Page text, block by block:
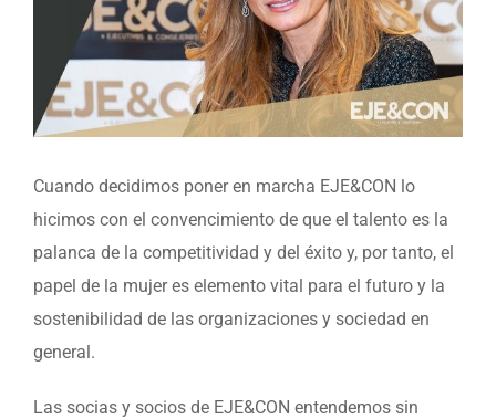
Cuando decidimos poner en marcha EJE&CON lo
hicimos con el convencimiento de que el talento es la
palanca de la competitividad y del éxito y, por tanto, el
papel de la mujer es elemento vital para el futuro y la
sostenibilidad de las organizaciones y sociedad en
general.
Las socias y socios de EJE&CON entendemos sin